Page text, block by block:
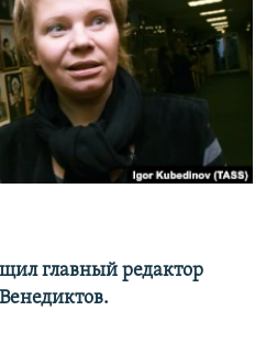
главный редактор